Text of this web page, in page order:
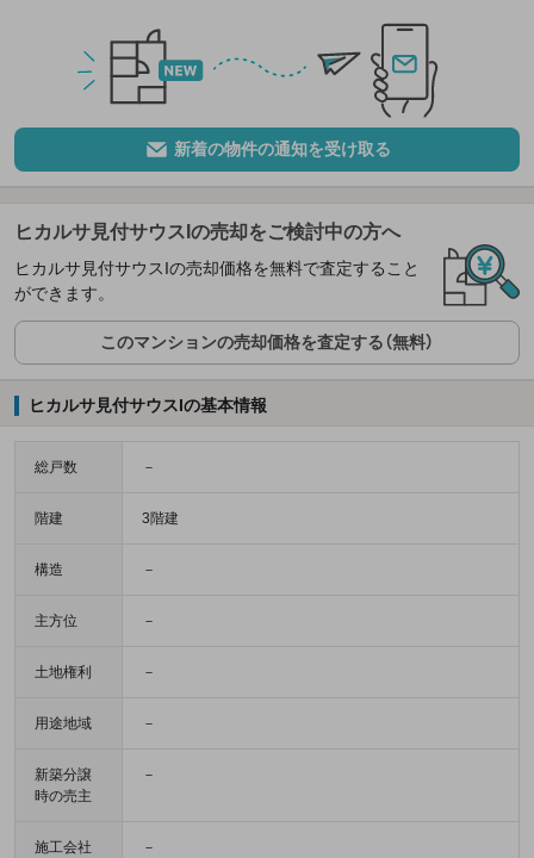
新着の物件の通知を受け取る
ヒカルサ見付サウスIの売却をご検討中の方へ
ヒカルサ見付サウスIの売却価格を無料で査定すること
ができます。
このマンションの売却価格を査定する（無料）
ヒカルサ見付サウスIの基本情報
総戸数 －
階建 3階建
構造 －
主方位 －
土地権利 －
用途地域 －
新築分譲
時の売主
－
施工会社 －